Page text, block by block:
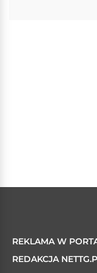
REKLAMA W
REDAKCJA